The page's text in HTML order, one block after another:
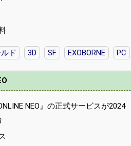
ド 3D SF EXOBORNE PC
NEO』の正式サービスが2024